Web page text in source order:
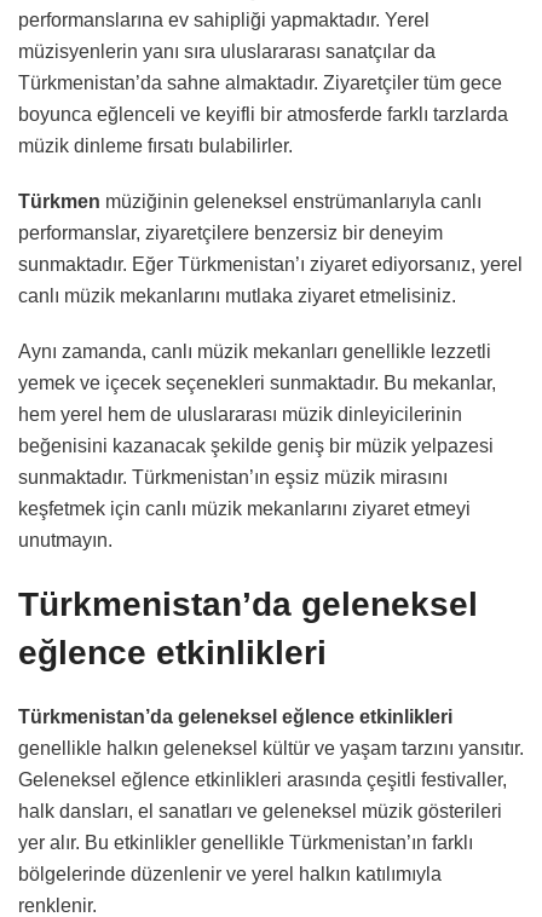
performanslarına ev sahipliği yapmaktadır. Yerel
müzisyenlerin yanı sıra uluslararası sanatçılar da
Türkmenistan’da sahne almaktadır. Ziyaretçiler tüm gece
boyunca eğlenceli ve keyifli bir atmosferde farklı tarzlarda
müzik dinleme fırsatı bulabilirler.
Türkmen müziğinin geleneksel enstrümanlarıyla canlı
performanslar, ziyaretçilere benzersiz bir deneyim
sunmaktadır. Eğer Türkmenistan’ı ziyaret ediyorsanız, yerel
canlı müzik mekanlarını mutlaka ziyaret etmelisiniz.
Aynı zamanda, canlı müzik mekanları genellikle lezzetli
yemek ve içecek seçenekleri sunmaktadır. Bu mekanlar,
hem yerel hem de uluslararası müzik dinleyicilerinin
beğenisini kazanacak şekilde geniş bir müzik yelpazesi
sunmaktadır. Türkmenistan’ın eşsiz müzik mirasını
keşfetmek için canlı müzik mekanlarını ziyaret etmeyi
unutmayın.
Türkmenistan’da geleneksel
eğlence etkinlikleri
Türkmenistan’da geleneksel eğlence etkinlikleri
genellikle halkın geleneksel kültür ve yaşam tarzını yansıtır.
Geleneksel eğlence etkinlikleri arasında çeşitli festivaller,
halk dansları, el sanatları ve geleneksel müzik gösterileri
yer alır. Bu etkinlikler genellikle Türkmenistan’ın farklı
bölgelerinde düzenlenir ve yerel halkın katılımıyla
renklenir.